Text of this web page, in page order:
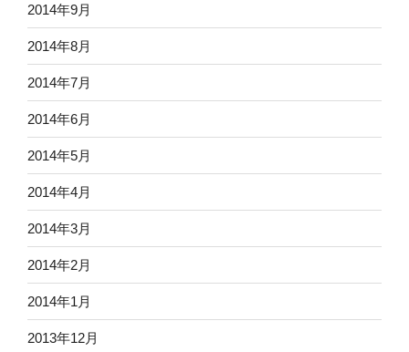
2014年9月
2014年8月
2014年7月
2014年6月
2014年5月
2014年4月
2014年3月
2014年2月
2014年1月
2013年12月